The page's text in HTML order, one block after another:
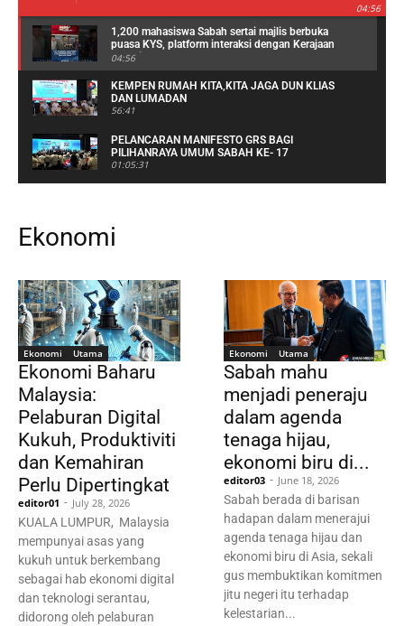
04:56
1,200 mahasiswa Sabah sertai majlis berbuka
puasa KYS, platform interaksi dengan Kerajaan
Negeri
04:56
KEMPEN RUMAH KITA,KITA JAGA DUN KLIAS
DAN LUMADAN
56:41
PELANCARAN MANIFESTO GRS BAGI
PILIHANRAYA UMUM SABAH KE- 17
01:05:31
Pertembungan kerusi PH-GRS-BN ‘friendly fight’ -
proses penamaan calon PRU DU Sabah ke-17
04:57
B.Grimm Aims To Support Sabah With Greener
And Cleaner Energy
02:23
Hajiji dan Masidi Watak Penting Dalam Tuntutan
Sabah
00:44
KITA SEDIA MENGHADAPI SIAPA SAHAJA
SAINGAN KITA - ARIFIN
05:40
PM nafikan percanggahan dalam kenyataan
MA63
08:12
Ekonomi
Ekonomi Utama
Ekonomi Baharu
Malaysia:
Pelaburan Digital
Kukuh, Produktiviti
dan Kemahiran
Perlu Dipertingkat
editor01 - July 28, 2026
KUALA LUMPUR, Malaysia
mempunyai asas yang
kukuh untuk berkembang
sebagai hab ekonomi digital
dan teknologi serantau,
didorong oleh pelaburan
Ekonomi Utama
Sabah mahu
menjadi peneraju
dalam agenda
tenaga hijau,
ekonomi biru di...
editor03 - June 18, 2026
Sabah berada di barisan
hadapan dalam menerajui
agenda tenaga hijau dan
ekonomi biru di Asia, sekali
gus membuktikan komitmen
jitu negeri itu terhadap
kelestarian...